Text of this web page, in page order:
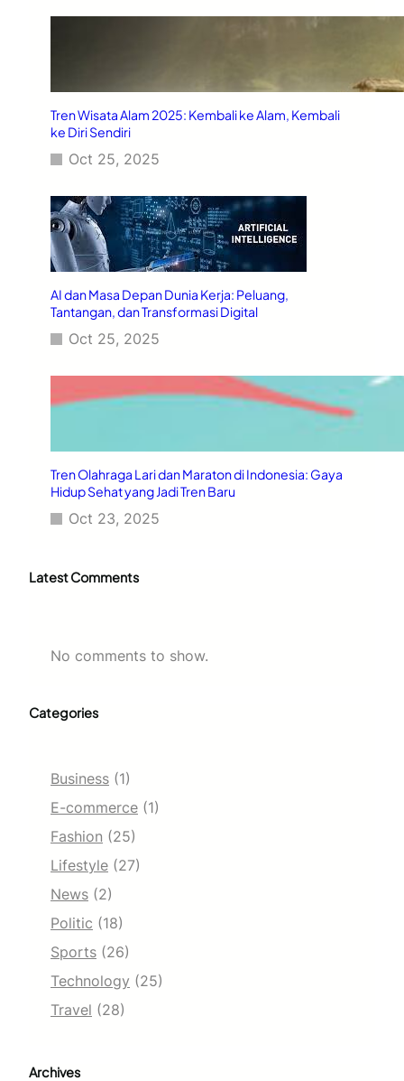
Tren Wisata Alam 2025: Kembali ke Alam, Kembali
ke Diri Sendiri
Oct 25, 2025
AI dan Masa Depan Dunia Kerja: Peluang,
Tantangan, dan Transformasi Digital
Oct 25, 2025
Tren Olahraga Lari dan Maraton di Indonesia: Gaya
Hidup Sehat yang Jadi Tren Baru
Oct 23, 2025
Latest Comments
No comments to show.
Categories
Business (1)
E-commerce (1)
Fashion (25)
Lifestyle (27)
News (2)
Politic (18)
Sports (26)
Technology (25)
Travel (28)
Archives